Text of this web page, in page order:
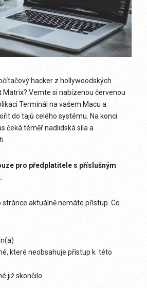
hacker z hollywoodských
Vemte si nabízenou červenou
Terminál na vašem Macu a
do tajů celého systému. Na konci
čeká téměř nadlidská síla a
. .
pro předplatitele s příslušným
aktuálně nemáte přístup. Co
které neobsahuje přístup k této
již skončilo